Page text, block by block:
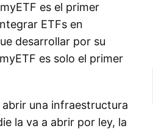
es el primer
ETFs en
desarrollar por su
es solo el primer
una infraestructura
la va a abrir por ley, la